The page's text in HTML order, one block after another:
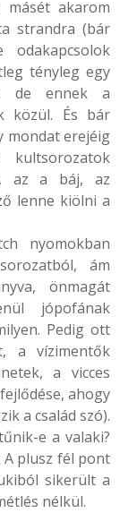
akarom
strandra (bár
tényleg egy
de ennek a
közül. És bár
mondat erejéig
az a báj, az
lenne kiölni a
nyomokban
ám
önmagát
jópofának
Pedig ott
a vízimentők
a vicces
ahogy
a család szó).
e a valaki?
A plusz fél pont
sikerült a
nélkül.